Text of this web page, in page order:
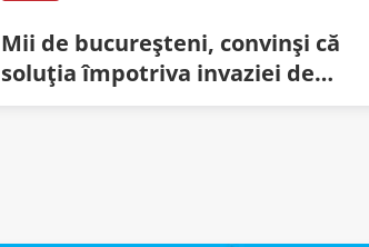
Mii de bucureşteni, convinşi că
soluţia împotriva invaziei de
gândaci puturoşi e să pută ei mai